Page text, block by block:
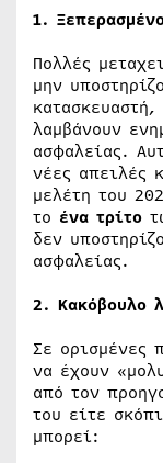
1.
Πολλές
μην
λαμβάνουν
ασφαλείας.
νέες απειλές
μελέτη του
το ένα τρίτο
δεν
ασφαλείας.
2. Κακόβουλο
Σε ορισμένες
να έχουν
από τον
του είτε
μπορεί: